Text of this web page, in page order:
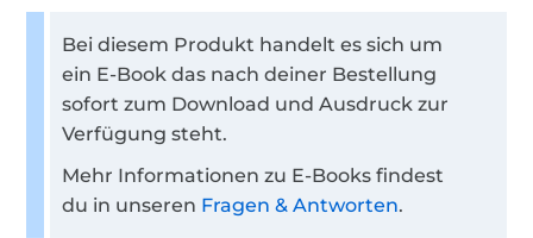
Bei diesem Produkt handelt es sich um
ein E-Book das nach deiner Bestellung
sofort zum Download und Ausdruck zur
Verfügung steht.
Mehr Informationen zu E-Books findest
du in unseren Fragen & Antworten.